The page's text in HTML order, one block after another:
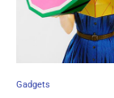
Gadgets